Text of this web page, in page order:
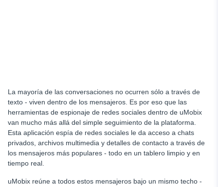
La mayoría de las conversaciones no ocurren sólo a través de
texto - viven dentro de los mensajeros. Es por eso que las
herramientas de espionaje de redes sociales dentro de uMobix
van mucho más allá del simple seguimiento de la plataforma.
Esta aplicación espía de redes sociales le da acceso a chats
privados, archivos multimedia y detalles de contacto a través de
los mensajeros más populares - todo en un tablero limpio y en
tiempo real.
uMobix reúne a todos estos mensajeros bajo un mismo techo -